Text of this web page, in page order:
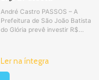
André Castro PASSOS – A
Prefeitura de São João Batista
do Glória prevê investir R$...
Ler na íntegra